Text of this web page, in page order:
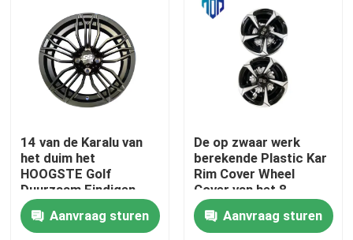
Huis
14 van de Karalu van
het duim het
HOOGSTE Golf
Duurzaam Eindigen
van de randchrome
Aanvraag sturen
De op zwaar werk
berekende Plastic Kar
Rim Cover Wheel
Cover van het 8
Duimgolf van ABC
Aanvraag sturen